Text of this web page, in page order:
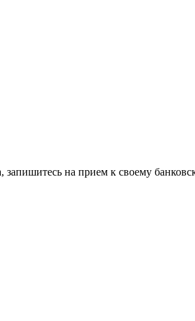
на прием к своему